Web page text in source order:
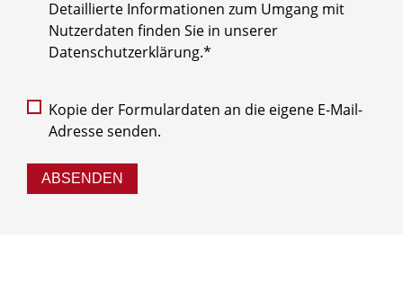
Detaillierte Informationen zum Umgang mit
Nutzerdaten finden Sie in unserer
Datenschutzerklärung.*
Kopie der Formulardaten an die eigene E-Mail-
Adresse senden.
ABSENDEN